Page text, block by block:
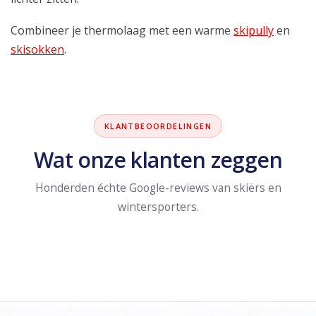
Combineer je thermolaag met een warme skipullyen
skisokken.
KLANTBEOORDELINGEN
Wat onze klanten zeggen
Honderden échte Google-reviews van skiërs en
wintersporters.